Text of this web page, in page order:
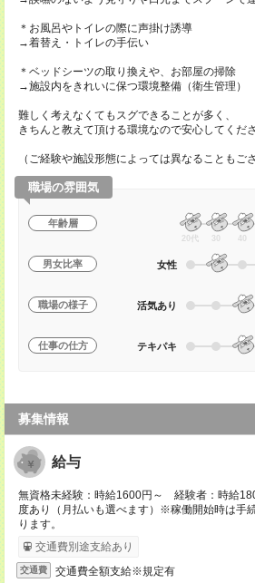
＊お風呂やトイレの際に声掛け誘導
→着替え・トイレの手伝い
＊ベッドシーツの取り換えや、お部屋の掃除
→施設内をきれいに保つ環境整備（衛生管理）
難しく考えなくてもスグできることが多く、
きちんと教えて頂ける環境なので安心してくだ
（ご経験や施設形態によっては異なることもご
職場の雰囲気
年齢層
20代 30 40
男女比率 女性
職場の様子 活気あり
仕事の仕方 テキパキ
募集情報
給与
無資格未経験：時給1600円～ 経験者：時給
度あり（月払いも選べます）※稼働開始時は手
ります。
交通費別途支給あり
交通費 交通費全額支給※規定有